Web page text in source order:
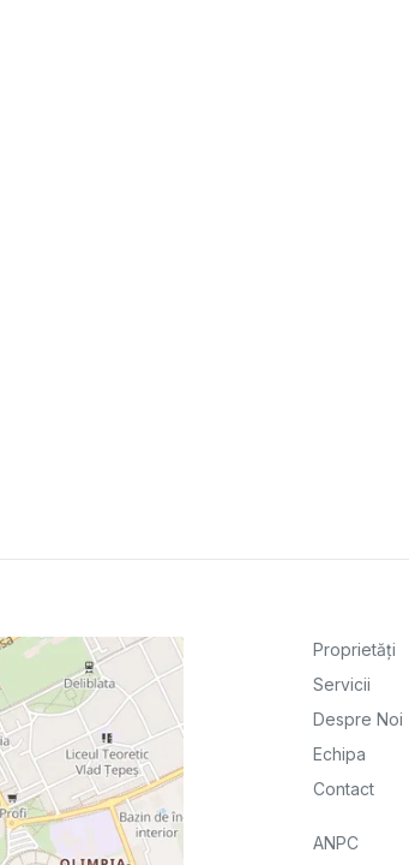
Proprietăți
Servicii
Despre Noi
Echipa
Contact
ANPC